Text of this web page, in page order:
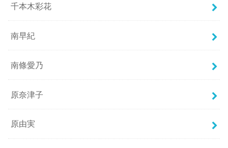
千本木彩花
南早紀
南條愛乃
原奈津子
原由実